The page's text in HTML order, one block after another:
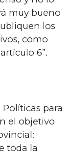
muy bueno
los
como
6”.
para
el objetivo
toda la